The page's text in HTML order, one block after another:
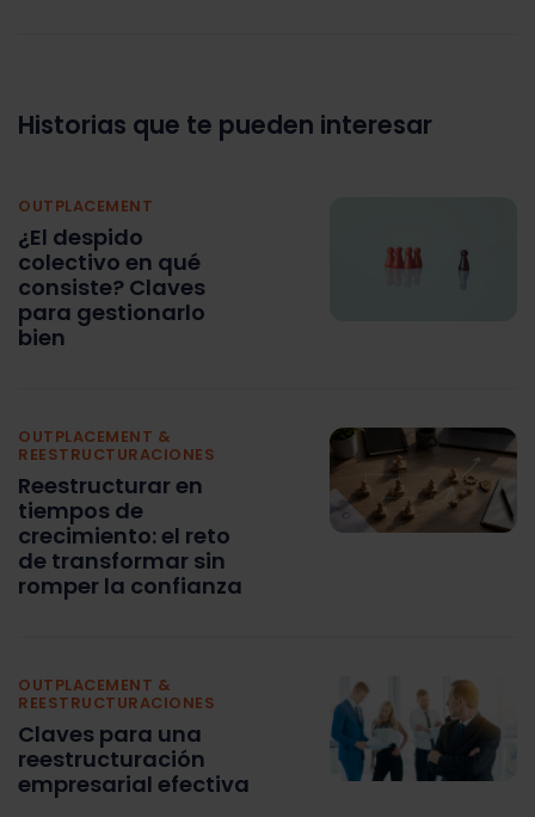
Historias que te pueden interesar
OUTPLACEMENT
¿El despido
colectivo en qué
consiste? Claves
para gestionarlo
bien
OUTPLACEMENT &
REESTRUCTURACIONES
Reestructurar en
tiempos de
crecimiento: el reto
de transformar sin
romper la confianza
OUTPLACEMENT &
REESTRUCTURACIONES
Claves para una
reestructuración
empresarial efectiva